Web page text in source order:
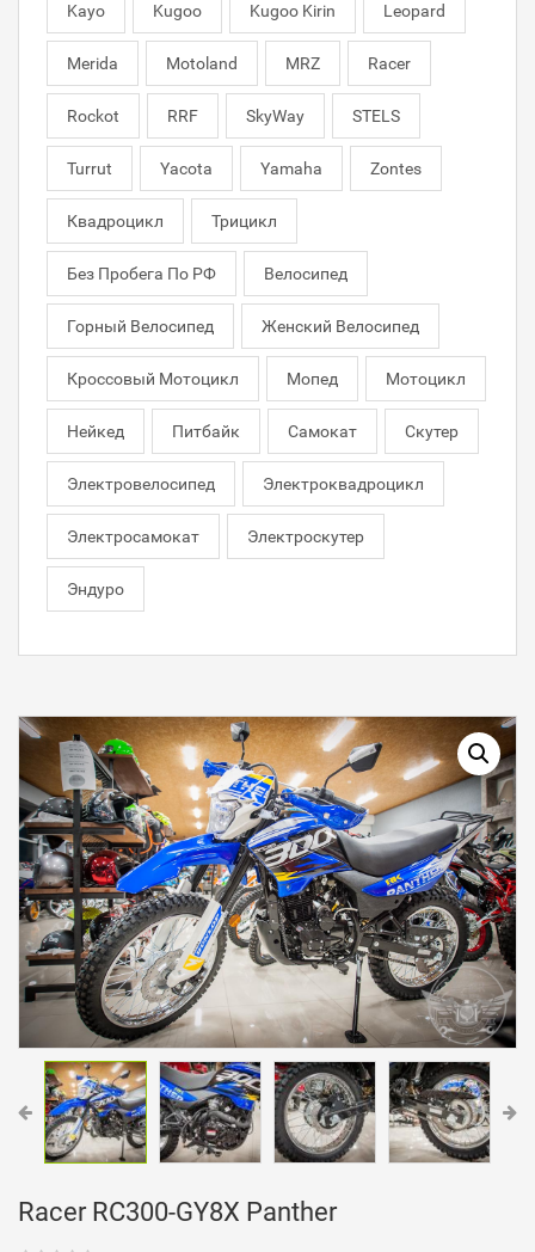
Kayo Kugoo Kugoo Kirin Leopard
Merida Motoland MRZ Racer
Rockot RRF SkyWay STELS
Turrut Yacota Yamaha Zontes
Квадроцикл Трицикл
Без Пробега По РФ Велосипед
Горный Велосипед Женский Велосипед
Кроссовый Мотоцикл Мопед Мотоцикл
Нейкед Питбайк Самокат Скутер
Электровелосипед Электроквадроцикл
Электросамокат Электроскутер
Эндуро
Racer RC300-GY8X Panther